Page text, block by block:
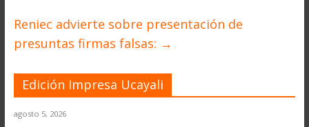
Reniec advierte sobre presentación de
presuntas firmas falsas: →
Edición Impresa Ucayali
agosto 5, 2026